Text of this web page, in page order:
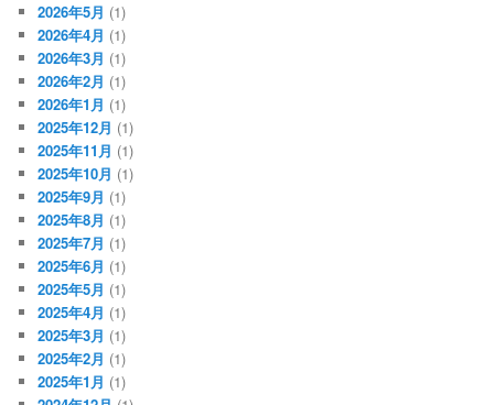
2026年5月 (1)
2026年4月 (1)
2026年3月 (1)
2026年2月 (1)
2026年1月 (1)
2025年12月 (1)
2025年11月 (1)
2025年10月 (1)
2025年9月 (1)
2025年8月 (1)
2025年7月 (1)
2025年6月 (1)
2025年5月 (1)
2025年4月 (1)
2025年3月 (1)
2025年2月 (1)
2025年1月 (1)